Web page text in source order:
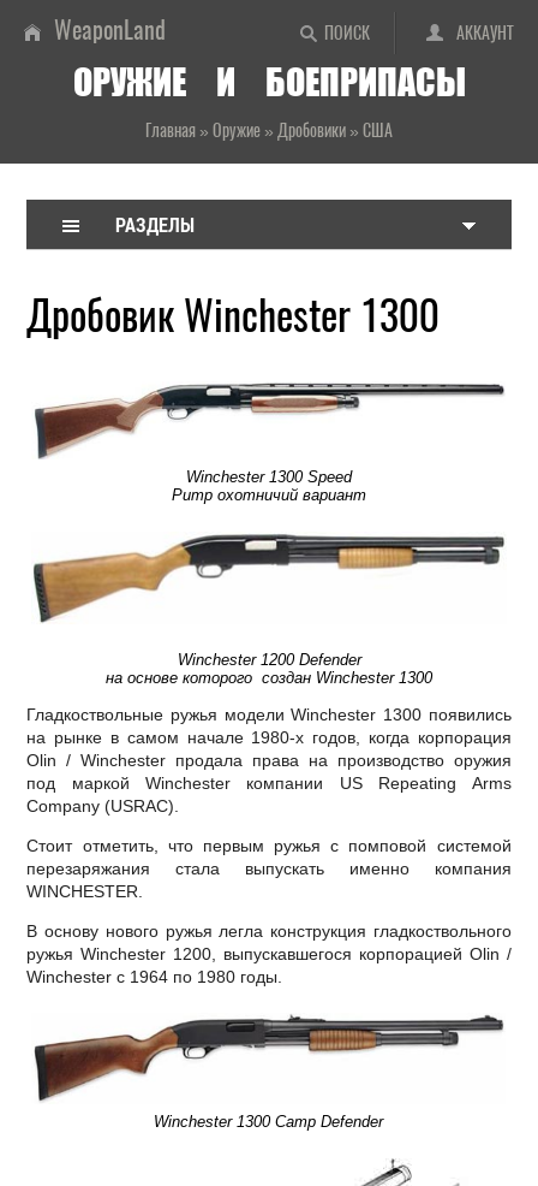
ПОИСК АККАУНТ
WeaponLand
ОРУЖИЕ И БОЕПРИПАСЫ
Главная » Оружие » Дробовики » США
РАЗДЕЛЫ
Дробовик Winchester 1300
Winchester 1300 Speed
Pump охотничий вариант
Winchester 1200 Defender
на основе которого создан Winchester 1300
Гладкоствольные ружья модели Winchester 1300 появились
на рынке в самом начале 1980-х годов, когда корпорация
Olin / Winchester продала права на производство оружия
под маркой Winchester компании US Repeating Arms
Company (USRAC).
Стоит отметить, что первым ружья с помповой системой
перезаряжания стала выпускать именно компания
WINCHESTER.
В основу нового ружья легла конструкция гладкоствольного
ружья Winchester 1200, выпускавшегося корпорацией Olin /
Winchester с 1964 по 1980 годы.
Winchester 1300 Camp Defender